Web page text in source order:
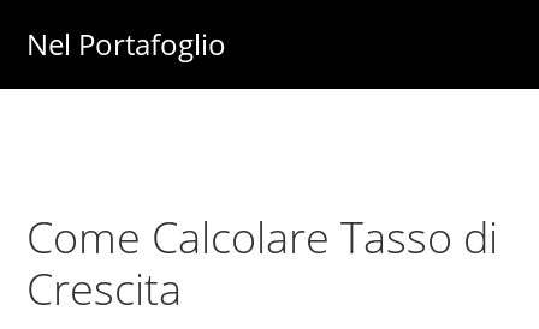
main
primary
Nel Portafoglio
Risparmio
-
Soldi
Come Calcolare Tasso di
Crescita